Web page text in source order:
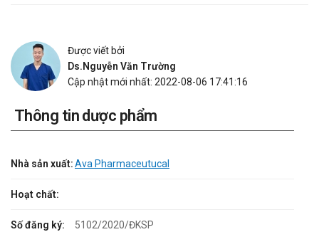
Được viết bởi
Ds.Nguyễn Văn Trường
Cập nhật mới nhất: 2022-08-06 17:41:16
Thông tin dược phẩm
Nhà sản xuất:Ava Pharmaceutucal
Hoạt chất:
Số đăng ký: 5102/2020/ĐKSP